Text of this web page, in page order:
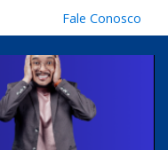
Fale Conosco